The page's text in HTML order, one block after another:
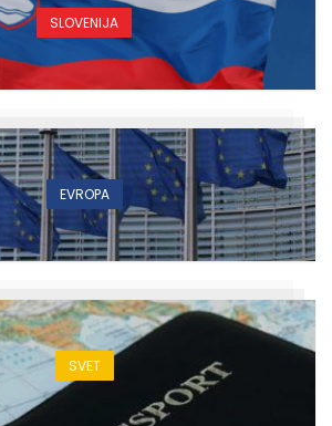
SLOVENIJA
EVROPA
SVET